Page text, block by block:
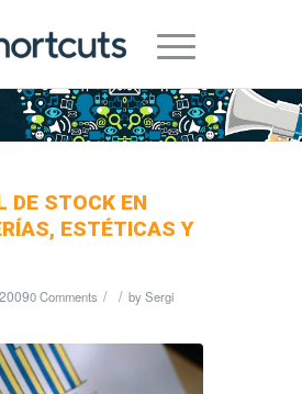
DE STOCK EN
ESTÉTICAS Y
0 Comments / / bySergi